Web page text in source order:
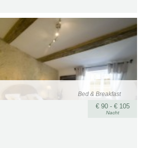
Bed & Breakfast
€ 90 - € 105
Nacht